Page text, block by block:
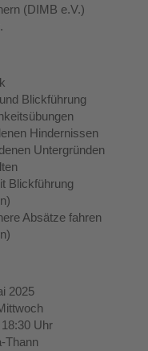
(DIMB e.V.)
Blickführung
Hindernissen
Untergründen
Blickführung
Absätze fahren
2025
Uhr
Thann